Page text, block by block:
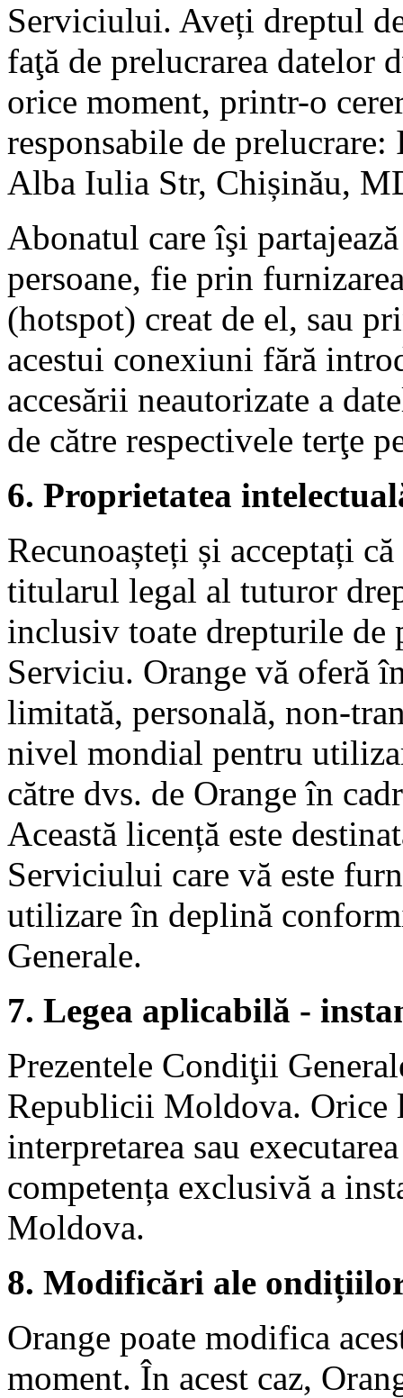
Serviciului. Aveți dreptul
faţă de prelucrarea datelor
orice moment, printr-o
responsabile de
Alba Iulia Str, Chișinău,
Abonatul care îşi
persoane, fie prin
(hotspot) creat de el, sau
acestui conexiuni fără
accesării neautorizate a
de către respectivele terţe
6. Proprietatea
Recunoașteți și acceptați
titularul legal al tuturor
inclusiv toate drepturile de
Serviciu. Orange vă oferă
limitată, personală, non-
nivel mondial pentru
către dvs. de Orange în
Această licență este
Serviciului care vă este
utilizare în deplină
Generale.
7. Legea aplicabilă -
Prezentele Condiţii
Republicii Moldova.
interpretarea sau
competența exclusivă a
Moldova.
8. Modificări ale
Orange poate modifica
moment. În acest caz,